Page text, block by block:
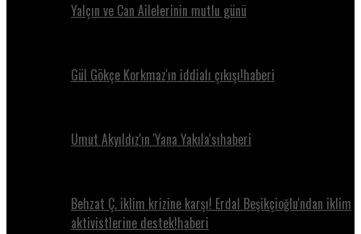
Yalçın ve Can Ailelerinin mutlu günü
Gül Gökçe Korkmaz'ın iddialı çıkışı!haberi
Umut Akyıldız'ın 'Yana Yakıla'sıhaberi
Behzat Ç. iklim krizine karşı! Erdal Beşikçioğlu'ndan iklim
aktivistlerine destek!haberi